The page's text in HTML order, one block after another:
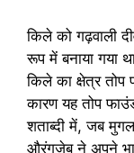
किले को गढ़वाली
रूप में बनाया गया
किले का क्षेत्र
कारण यह तोप
शताब्दी में, जब मुगल
औरंगजेब ने अपने